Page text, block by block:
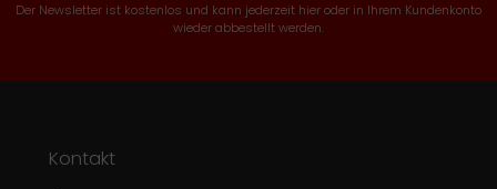
Der Newsletter ist kostenlos und kann jederzeit hier oder in Ihrem Kundenkonto
wieder abbestellt werden.
Kontakt